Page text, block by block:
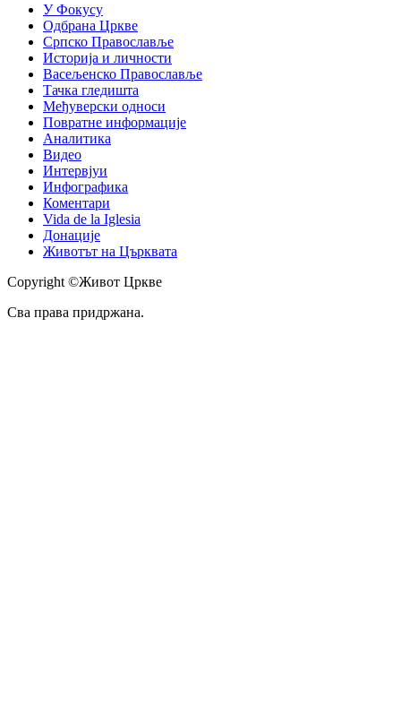
У Фокусу
Одбрана Цркве
Српско Православље
Историја и личности
Васељенско Православље
Тачка гледишта
Међуверски односи
Повратне информације
Аналитика
Видео
Интервјуи
Инфографика
Коментари
Vida de la Iglesia
Донације
Животът на Църквата
Copyright ©Живот Цркве
Сва права придржана.